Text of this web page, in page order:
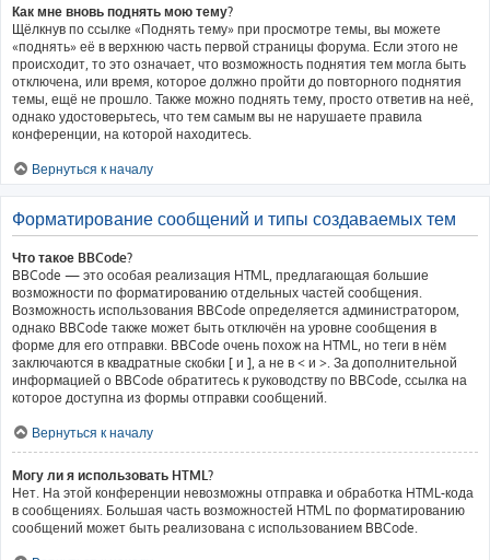
Как мне вновь поднять мою тему?
Щёлкнув по ссылке «Поднять тему» при просмотре темы, вы можете
«поднять» её в верхнюю часть первой страницы форума. Если этого не
происходит, то это означает, что возможность поднятия тем могла быть
отключена, или время, которое должно пройти до повторного поднятия
темы, ещё не прошло. Также можно поднять тему, просто ответив на неё,
однако удостоверьтесь, что тем самым вы не нарушаете правила
конференции, на которой находитесь.
Вернуться к началу
Форматирование сообщений и типы создаваемых тем
Что такое BBCode?
BBCode — это особая реализация HTML, предлагающая большие
возможности по форматированию отдельных частей сообщения.
Возможность использования BBCode определяется администратором,
однако BBCode также может быть отключён на уровне сообщения в
форме для его отправки. BBCode очень похож на HTML, но теги в нём
заключаются в квадратные скобки [ и ], а не в < и >. За дополнительной
информацией о BBCode обратитесь к руководству по BBCode, ссылка на
которое доступна из формы отправки сообщений.
Вернуться к началу
Могу ли я использовать HTML?
Нет. На этой конференции невозможны отправка и обработка HTML-кода
в сообщениях. Большая часть возможностей HTML по форматированию
сообщений может быть реализована с использованием BBCode.